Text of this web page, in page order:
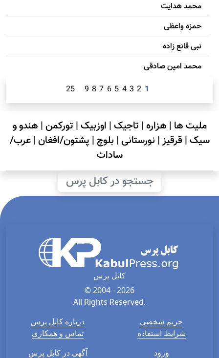
محمد هدایت
حمزه واعظی
نبی قانع زاده
محمد امين صادقی
1
2
3
4
5
6
7
8
9
25
ملیت ها | هزاره| تاجیک| اوزبیک| تورکمن| هندو و
سیک| قرقیز| نورستانی| بلوچ | پشتون/افغان|عرب/
سادات
جستجو در کابل پرس
کابل پرس
© 2004 - 2026
All Rights Reserved.
درباره کابل پرس
تماس و همکاری
حریم شخصی
شرایط استفاده
آگهی در کابل پرس
ورود